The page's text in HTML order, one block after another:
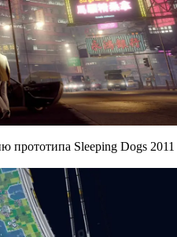
прототипа Sleeping Dogs 2011